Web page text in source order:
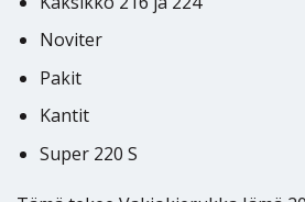
Noviter
Pakit
Kantit
Super 220 S